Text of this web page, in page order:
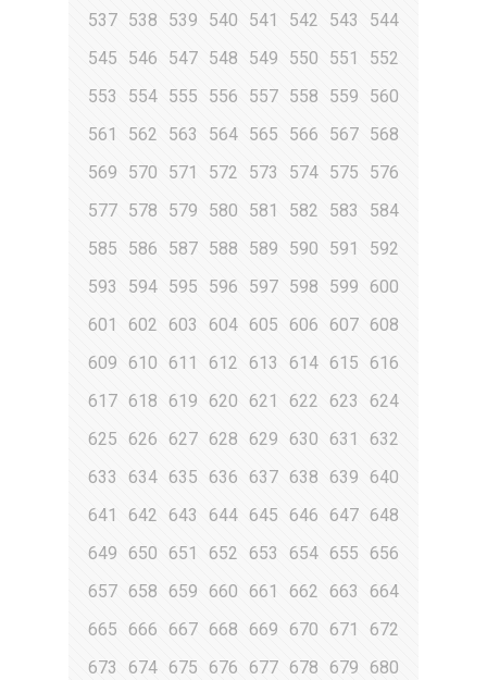
537 538 539 540 541 542 543
544
545
546 547 548 549 550 551
552
553
554 555 556 557 558 559
560
561
562 563 564 565 566 567 568
569
570 571 572 573 574 575
576
577 578 579 580 581 582 583
584
585
586 587 588 589 590 591
592
593
594 595 596 597 598 599
600
601
602 603 604 605 606 607 608
609
610 611 612 613 614 615
616
617 618 619 620 621 622 623
624
625
626 627 628 629 630 631
632
633
634 635 636 637 638 639 640
641
642 643 644 645 646 647 648
649
650 651 652 653 654 655 656
657 658 659 660 661 662 663
664
665
666 667 668 669 670 671
672
673
674 675 676 677 678 679
680